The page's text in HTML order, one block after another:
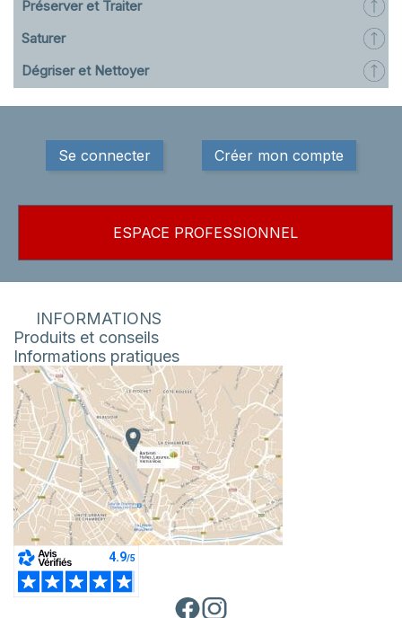
Préserver et Traiter
Saturer
Dégriser et Nettoyer
Se connecter Créer mon compte
ESPACE PROFESSIONNEL
INFORMATIONS
Produits et conseils
Informations pratiques